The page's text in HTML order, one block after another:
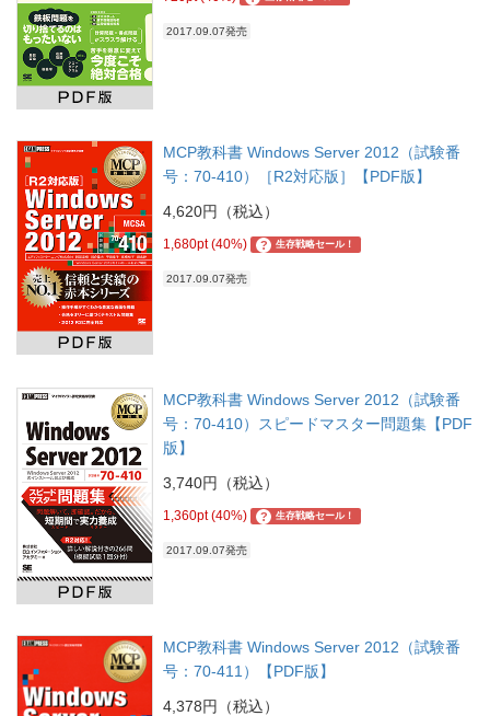
2017.09.07発売
MCP教科書 Windows Server 2012（試験番
号：70-410）［R2対応版］【PDF版】
4,620円（税込）
1,680pt (40%) ? 生存戦略セール！
2017.09.07発売
MCP教科書 Windows Server 2012（試験番
号：70-410）スピードマスター問題集【PDF
版】
3,740円（税込）
1,360pt (40%) ? 生存戦略セール！
2017.09.07発売
MCP教科書 Windows Server 2012（試験番
号：70-411）【PDF版】
4,378円（税込）